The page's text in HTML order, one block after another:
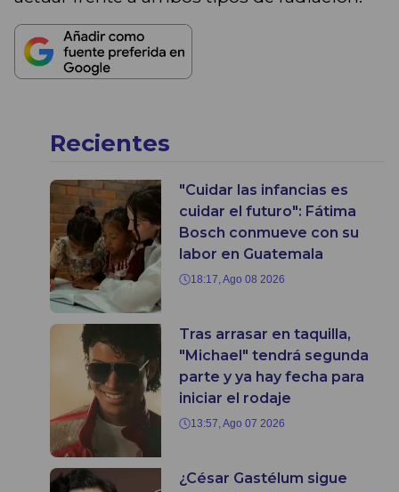
Recientes
"Cuidar las infancias es
cuidar el futuro": Fátima
Bosch conmueve con su
labor en Guatemala
18:17, Ago 08 2026
Tras arrasar en taquilla,
"Michael" tendrá segunda
parte y ya hay fecha para
iniciar el rodaje
13:57, Ago 07 2026
¿César Gastélum sigue